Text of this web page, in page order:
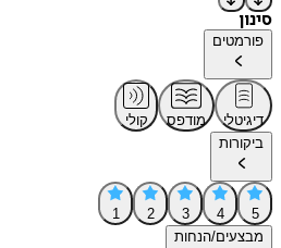
סינון
פורמטים
דיגיטלי מודפס
קולי
ביקורות
5
4
3
2
1
מבצעים/הנחות